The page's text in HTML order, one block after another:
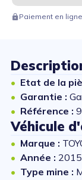
Paiement en
Etat de la
Garantie :
Référence :
Véhicule
Marque :
Année : 2015
Type mine :